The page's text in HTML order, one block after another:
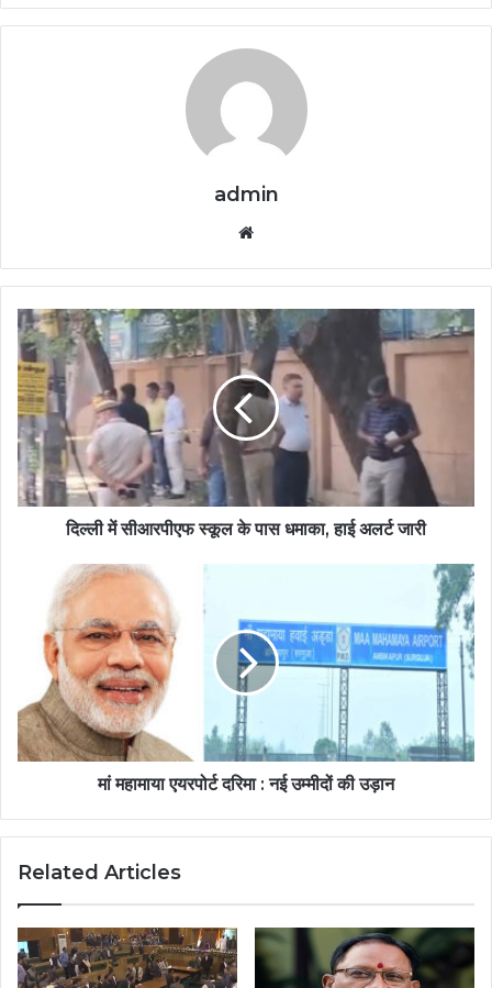
admin
दिल्ली में सीआरपीएफ स्कूल के पास धमाका, हाई अलर्ट जारी
मां महामाया एयरपोर्ट दरिमा : नई उम्मीदों की उड़ान
Related Articles